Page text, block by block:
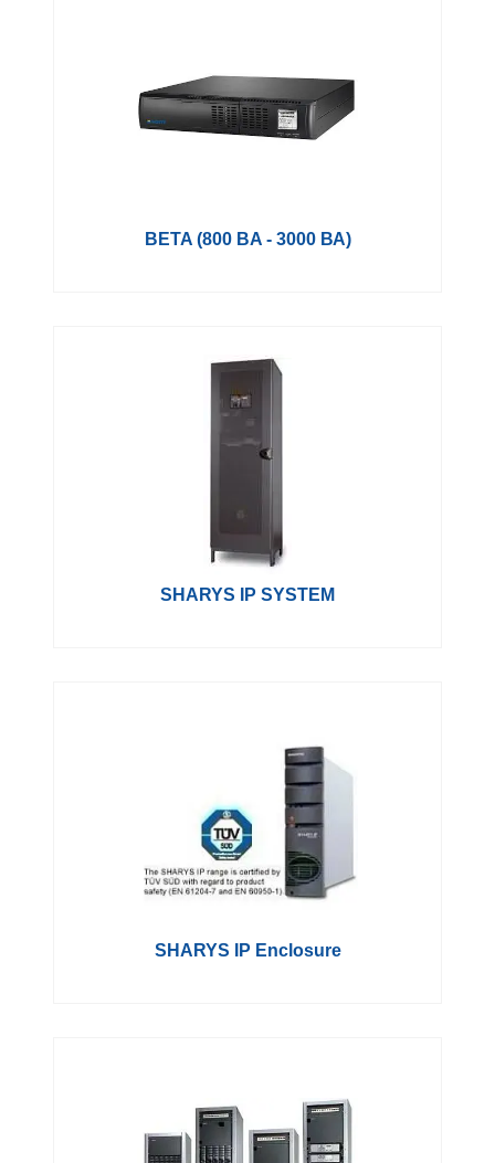
BETA (800 BA - 3000 ВА)
SHARYS IP SYSTEM
SHARYS IP Enclosure